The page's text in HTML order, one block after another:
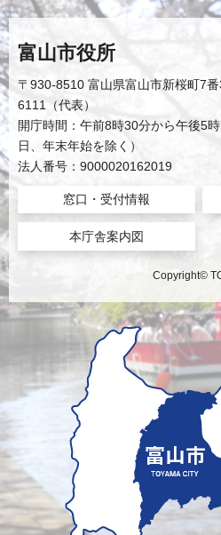
富山市役所
〒930-8510 富山県富山市新桜町7
6111（代表）
開庁時間：午前8時30分から午後5
日、年末年始を除く）
法人番号：9000020162019
窓口・受付情報
本庁舎案内図
Copyright©